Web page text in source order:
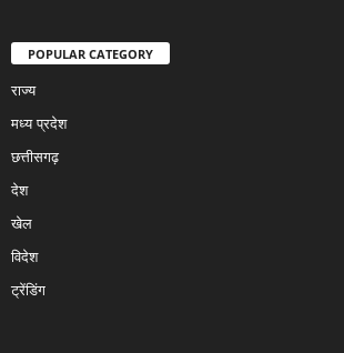
POPULAR CATEGORY
राज्य
मध्य प्रदेश
छत्तीसगढ़
देश
खेल
विदेश
ट्रेंडिंग